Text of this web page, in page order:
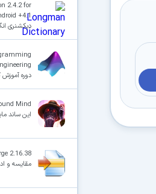
2.4.2 for
+4.1
دیکشنری
دوره
Mind
این ساند
2.16.38
مقایسه و